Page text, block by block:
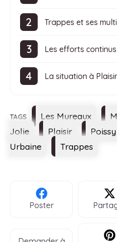
Trappes et ses
Les efforts
La situation à
Étiquettes
Les Mureaux
Jolie
Plaisir Poissy
Urbaine
Trappes
Poster